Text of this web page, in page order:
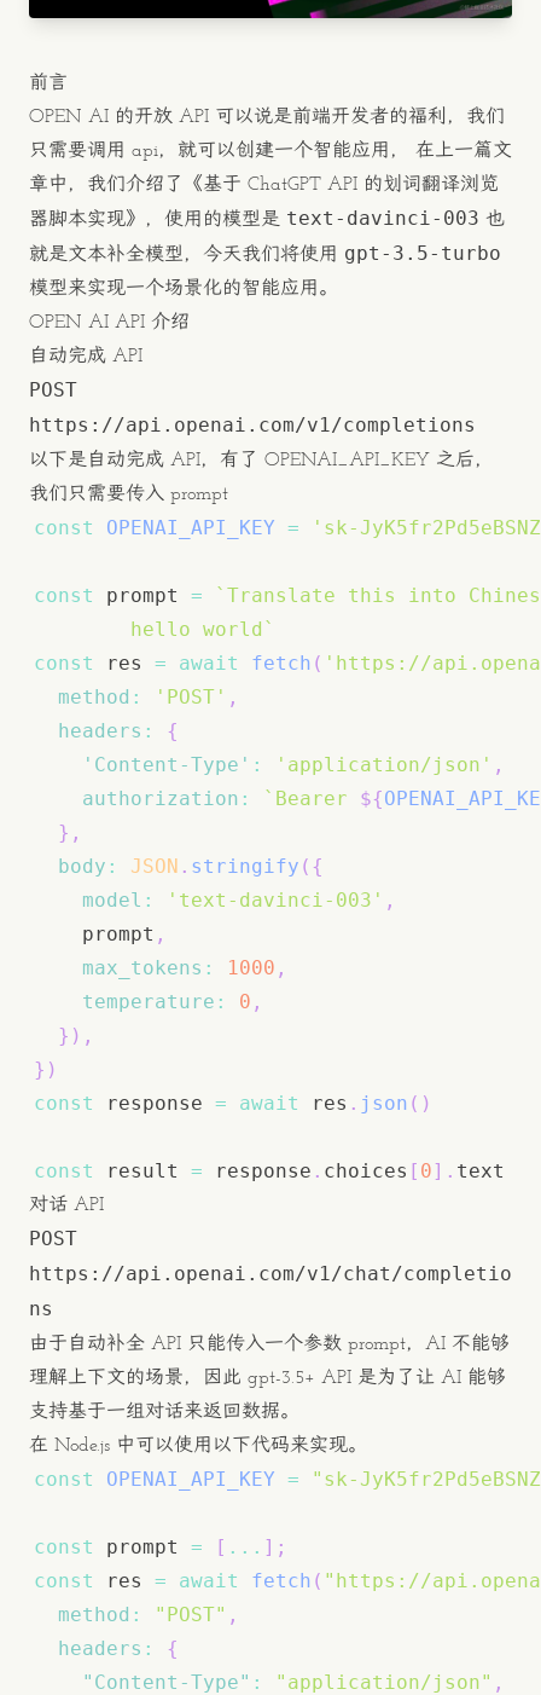
前言
OPEN AI 的开放 API 可以说是前端开发者的福利，我们
只需要调用 api，就可以创建一个智能应用， 在上一篇文
章中，我们介绍了《基于 ChatGPT API 的划词翻译浏览
器脚本实现》，使用的模型是 text-davinci-003 也
就是文本补全模型，今天我们将使用 gpt-3.5-turbo
模型来实现一个场景化的智能应用。
OPEN AI API 介绍
自动完成 API
POST
https://api.openai.com/v1/completions
以下是自动完成 API，有了 OPENAI_API_KEY 之后，
我们只需要传入 prompt
const OPENAI_API_KEY = 'sk-
const prompt =
`
        hello world
`
const
res = await fetch ( 'https://
method : 'POST' ,
headers :
{
'Content-Type' : 'application/json' ,
authorization : ` Bearer ${
} ,
body : JSON . stringify ( {
model : 'text-davinci-003' ,
    prompt
,
max_tokens : 1000 ,
temperature : 0 ,
} ) ,
} )
const
response = await res . json ( )
const result = response . choices [ 0] . text
对话 API
POST
https://api.openai.com/v1/chat/completio
ns
由于自动补全 API 只能传入一个参数 prompt，AI 不能够
理解上下文的场景，因此 gpt-3.5+ API 是为了让 AI 能够
支持基于一组对话来返回数据。
在 Node.js 中可以使用以下代码来实现。
const OPENAI_API_KEY = "sk-
const prompt = [ ... ] ;
const
res = await fetch ( "https://
method : "POST" ,
headers :
{
"Content-Type" : "application/json" ,